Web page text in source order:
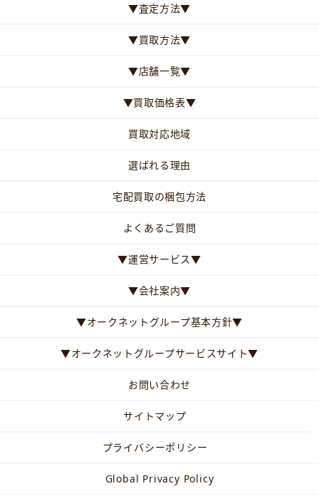
▼査定方法▼
▼買取方法▼
▼店舗一覧▼
▼買取価格表▼
買取対応地域
選ばれる理由
宅配買取の梱包方法
よくあるご質問
▼運営サービス▼
▼会社案内▼
▼オークネットグループ基本方針▼
▼オークネットグループサービスサイト▼
お問い合わせ
サイトマップ
プライバシーポリシー
Global Privacy Policy